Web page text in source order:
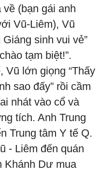
về (bạn gái anh
Vũ-Liêm), Vũ
sinh vui vẻ”
tạm biệt!”.
Vũ lớn giọng “Thấy
sao đấy” rồi cầm
nhát vào cổ và
tích. Anh Trung
Trung tâm Y tế Q.
- Liêm đến quán
Khánh Dư mua